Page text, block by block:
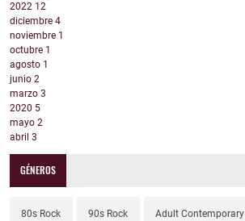
2022 12
diciembre 4
noviembre 1
octubre 1
agosto 1
junio 2
marzo 3
2020 5
mayo 2
abril 3
GÉNEROS
80s Rock 90s Rock Adult Contemporary